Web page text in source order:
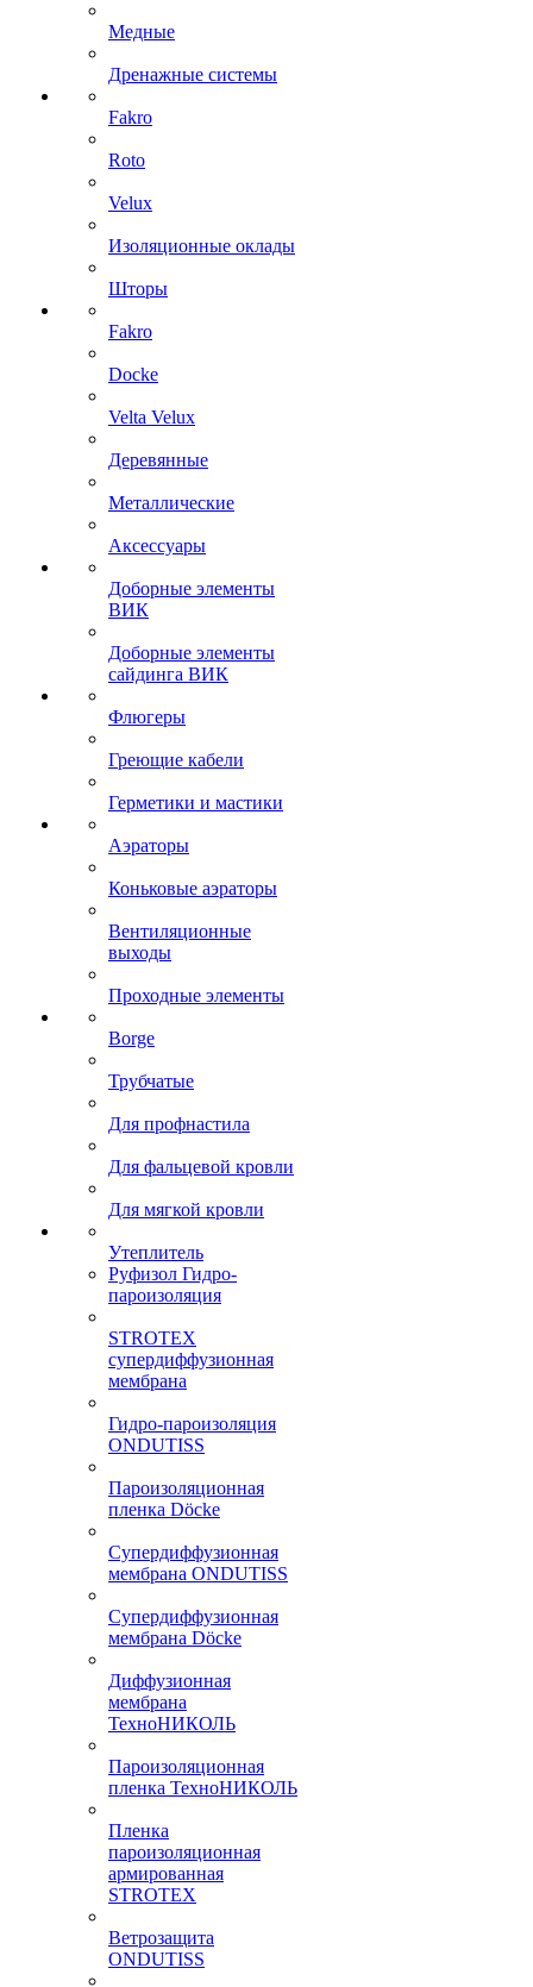
Медные
Дренажные системы
Fakro
Roto
Velux
Изоляционные оклады
Шторы
Fakro
Docke
Velta Velux
Деревянные
Металлические
Аксессуары
Доборные элементы
ВИК
Доборные элементы
сайдинга ВИК
Флюгеры
Греющие кабели
Герметики и мастики
Аэраторы
Коньковые аэраторы
Вентиляционные
выходы
Проходные элементы
Borge
Трубчатые
Для профнастила
Для фальцевой кровли
Для мягкой кровли
Утеплитель
Руфизол Гидро-
пароизоляция
STROTEX
супердиффузионная
мембрана
Гидро-пароизоляция
ONDUTISS
Пароизоляционная
пленка Döcke
Супердиффузионная
мембрана ONDUTISS
Супердиффузионная
мембрана Döcke
Диффузионная
мембрана
ТехноНИКОЛЬ
Пароизоляционная
пленка ТехноНИКОЛЬ
Пленка
пароизоляционная
армированная
STROTEX
Ветрозащита
ONDUTISS